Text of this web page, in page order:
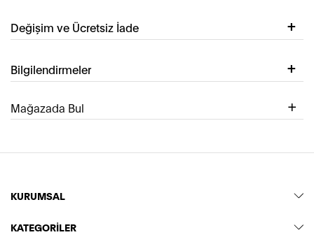
Değişim ve Ücretsiz İade
Bilgilendirmeler
Mağazada Bul
KURUMSAL
KATEGORİLER